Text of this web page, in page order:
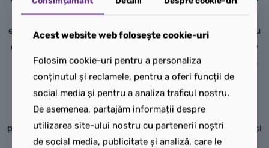
LEGO® Pix cu gel. Acest
element de papetărie pentru
copii este un cadou grozav
pentru orice fan LEGO de 6
ani și mai mare. Excelent
pentru scris sau pentru
desene colorate, acest pix
poate fi apucat confortabil și
dispune de un design
element de papetărie pentru
copii este un cadou grozav
pentru orice fan LEGO de 6
ani și mai mare. Excelent
pentru scris sau pentru
desene colorate, acest pix
poate fi apucat confortabil și
dispune de un design
Acest website web folosește cookie-uri
Folosim cookie-uri pentru a personaliza
conținutul și reclamele, pentru a oferi funcții de
social media și pentru a analiza traficul nostru.
De asemenea, partajăm informații despre
utilizarea site-ului nostru cu partenerii noștri
de social media, publicitate și analiză, care le